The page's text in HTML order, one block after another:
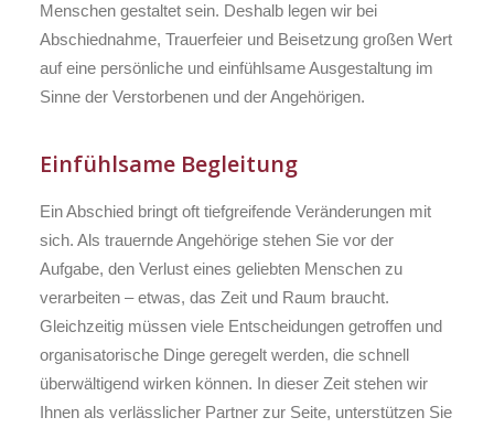
Menschen gestaltet sein. Deshalb legen wir bei
Abschiednahme, Trauerfeier und Beisetzung großen Wert
auf eine persönliche und einfühlsame Ausgestaltung im
Sinne der Verstorbenen und der Angehörigen.
Einfühlsame Begleitung
Ein Abschied bringt oft tiefgreifende Veränderungen mit
sich. Als trauernde Angehörige stehen Sie vor der
Aufgabe, den Verlust eines geliebten Menschen zu
verarbeiten – etwas, das Zeit und Raum braucht.
Gleichzeitig müssen viele Entscheidungen getroffen und
organisatorische Dinge geregelt werden, die schnell
überwältigend wirken können. In dieser Zeit stehen wir
Ihnen als verlässlicher Partner zur Seite, unterstützen Sie